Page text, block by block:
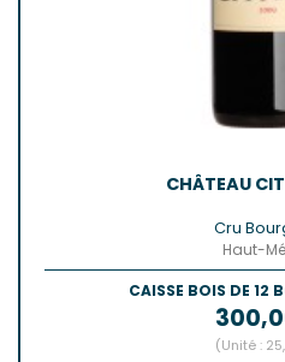
CHÂTEAU
Cru
Haut-
CAISSE BOIS DE 12
Prix
(Unité :